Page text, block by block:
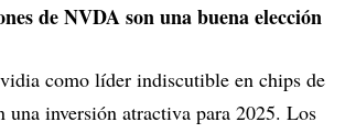
de NVDA son una buena elección
como líder indiscutible en chips de
una inversión atractiva para 2025. Los